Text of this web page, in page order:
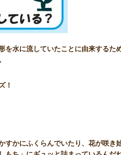
水に流していたことに由来するた
！
すかにふくらんでいたり、花が咲き